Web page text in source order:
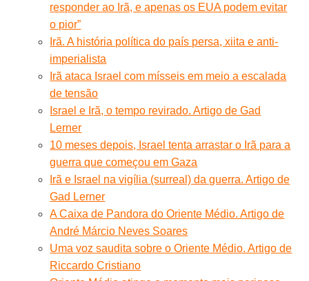
responder ao Irã, e apenas os EUA podem evitar
o pior”
Irã. A história política do país persa, xiita e anti-
imperialista
Irã ataca Israel com mísseis em meio a escalada
de tensão
Israel e Irã, o tempo revirado. Artigo de Gad
Lerner
10 meses depois, Israel tenta arrastar o Irã para a
guerra que começou em Gaza
Irã e Israel na vigília (surreal) da guerra. Artigo de
Gad Lerner
A Caixa de Pandora do Oriente Médio. Artigo de
André Márcio Neves Soares
Uma voz saudita sobre o Oriente Médio. Artigo de
Riccardo Cristiano